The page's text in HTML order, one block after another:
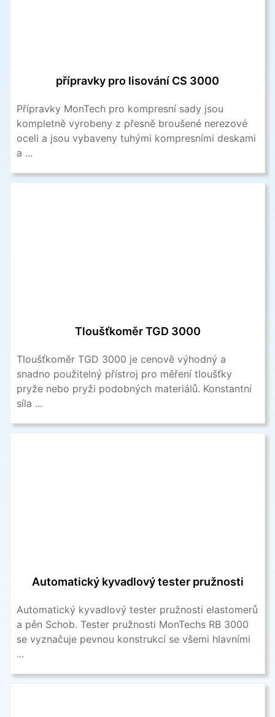
přípravky pro lisování CS 3000
Přípravky MonTech pro kompresní sady jsou
kompletně vyrobeny z přesně broušené nerezové
oceli a jsou vybaveny tuhými kompresními deskami
a ...
Tloušťkoměr TGD 3000
Tloušťkoměr TGD 3000 je cenově výhodný a
snadno použitelný přístroj pro měření tloušťky
pryže nebo pryži podobných materiálů. Konstantní
síla ...
Automatický kyvadlový tester pružnosti
Automatický kyvadlový tester pružnosti elastomerů
a pěn Schob. Tester pružnosti MonTechs RB 3000
se vyznačuje pevnou konstrukcí se všemi hlavními
...